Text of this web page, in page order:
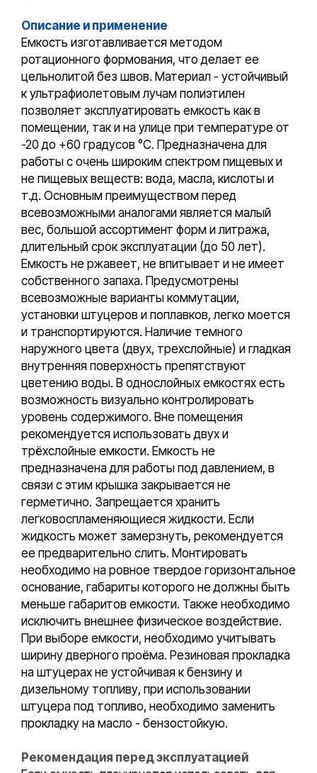
Описание и применение
Емкость изготавливается методом
ротационного формования, что делает ее
цельнолитой без швов. Материал - устойчивый
к ультрафиолетовым лучам полиэтилен
позволяет эксплуатировать емкость как в
помещении, так и на улице при температуре от
-20 до +60 градусов °С. Предназначена для
работы с очень широким спектром пищевых и
не пищевых веществ: вода, масла, кислоты и
т.д. Основным преимуществом перед
всевозможными аналогами является малый
вес, большой ассортимент форм и литража,
длительный срок эксплуатации (до 50 лет).
Емкость не ржавеет, не впитывает и не имеет
собственного запаха. Предусмотрены
всевозможные варианты коммутации,
установки штуцеров и поплавков, легко моется
и транспортируются. Наличие темного
наружного цвета (двух, трехслойные) и гладкая
внутренняя поверхность препятствуют
цветению воды. В однослойных емкостях есть
возможность визуально контролировать
уровень содержимого. Вне помещения
рекомендуется использовать двух и
трёхслойные емкости. Емкость не
предназначена для работы под давлением, в
связи с этим крышка закрывается не
герметично. Запрещается хранить
легковоспламеняющиеся жидкости. Если
жидкость может замерзнуть, рекомендуется
ее предварительно слить. Монтировать
необходимо на ровное твердое горизонтальное
основание, габариты которого не должны быть
меньше габаритов емкости. Также необходимо
исключить внешнее физическое воздействие.
При выборе емкости, необходимо учитывать
ширину дверного проёма. Резиновая прокладка
на штуцерах не устойчивая к бензину и
дизельному топливу, при использовании
штуцера под топливо, необходимо заменить
прокладку на масло - бензостойкую.
Рекомендация перед эксплуатацией